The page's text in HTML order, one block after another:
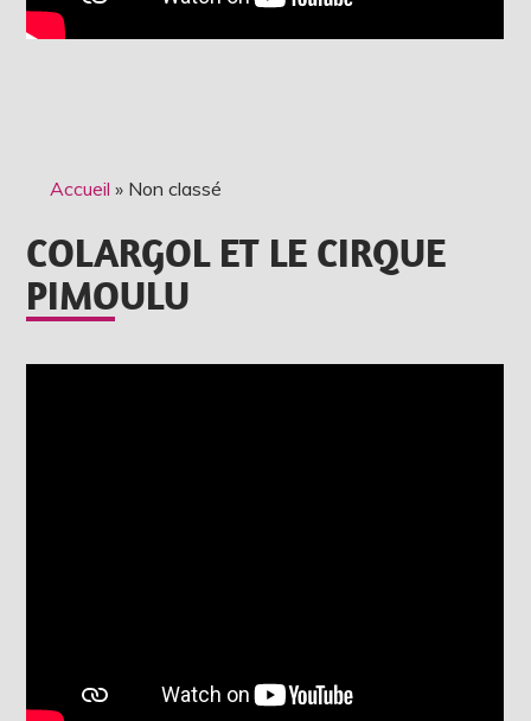
Accueil » Non classé
COLARGOL ET LE CIRQUE
PIMOULU